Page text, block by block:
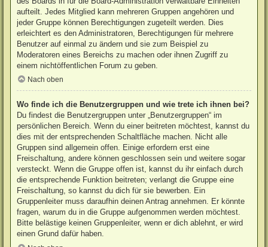
aufteilt. Jedes Mitglied kann mehreren Gruppen angehören und
jeder Gruppe können Berechtigungen zugeteilt werden. Dies
erleichtert es den Administratoren, Berechtigungen für mehrere
Benutzer auf einmal zu ändern und sie zum Beispiel zu
Moderatoren eines Bereichs zu machen oder ihnen Zugriff zu
einem nichtöffentlichen Forum zu geben.
Nach oben
Wo finde ich die Benutzergruppen und wie trete ich ihnen bei?
Du findest die Benutzergruppen unter „Benutzergruppen“ im
persönlichen Bereich. Wenn du einer beitreten möchtest, kannst du
dies mit der entsprechenden Schaltfläche machen. Nicht alle
Gruppen sind allgemein offen. Einige erfordern erst eine
Freischaltung, andere können geschlossen sein und weitere sogar
versteckt. Wenn die Gruppe offen ist, kannst du ihr einfach durch
die entsprechende Funktion beitreten; verlangt die Gruppe eine
Freischaltung, so kannst du dich für sie bewerben. Ein
Gruppenleiter muss daraufhin deinen Antrag annehmen. Er könnte
fragen, warum du in die Gruppe aufgenommen werden möchtest.
Bitte belästige keinen Gruppenleiter, wenn er dich ablehnt, er wird
einen Grund dafür haben.